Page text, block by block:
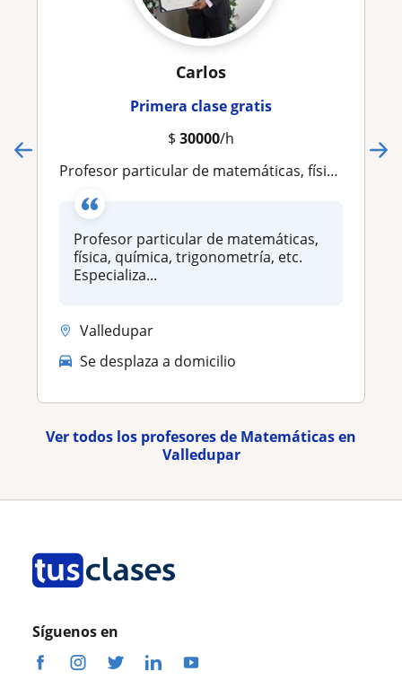
Carlos
Primera clase gratis
$ 30000/h
Profesor particular de matemáticas, física, química, trigonometría, etc. Especializado en todo aquello que contenga números
Profesor particular de matemáticas,
física, química, trigonometría, etc.
Especializa...
Valledupar
Se desplaza a domicilio
Ver todos los profesores de Matemáticas en
Valledupar
Síguenos en